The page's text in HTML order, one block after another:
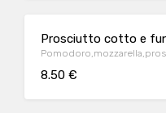
Prosciutto cotto e
8.50 €